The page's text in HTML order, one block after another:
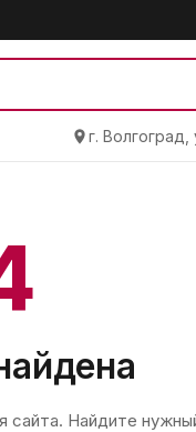
г.
сайта. Найдите